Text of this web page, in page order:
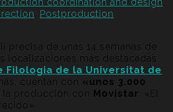
, Postproduction
precisa de unas 14 semanas de
localizaciones más destacadas
Filologia de la Universitat de
cuentan con «unos 3.000
la producción con Movistar: «El